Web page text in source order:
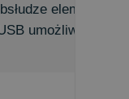
elementy
umożliwiają